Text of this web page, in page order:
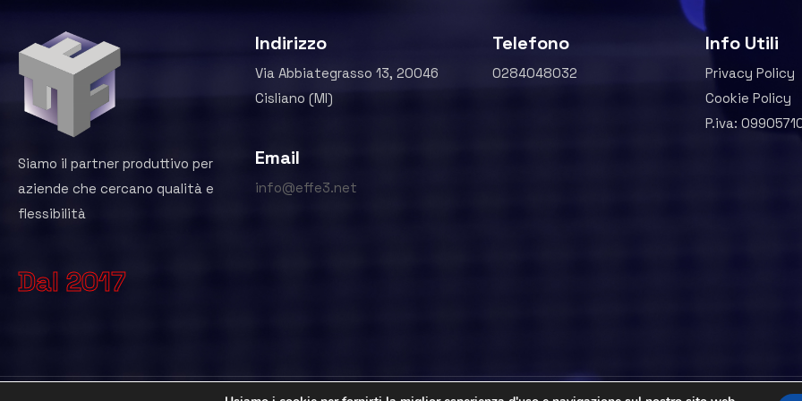
Siamo il partner produttivo per
aziende che cercano qualità e
flessibilità
Dal 2017
Indirizzo
Via Abbiategrasso 13, 20046
Cisliano (MI)
Email
info@effe3.net
Telefono
0284048032
Info Utili
Privacy Policy
Cookie Policy
P.iva: